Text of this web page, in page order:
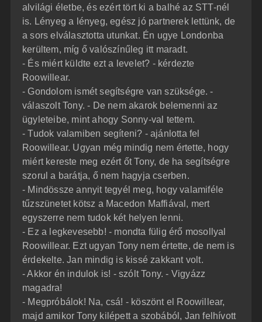
alvilági életbe, és ezért tört ki a balhé az STT-nél
is. Lényeg a lényeg, egész jó partnerek lettünk, de
a sors elválasztotta utunkat. Én ugye Londonba
kerültem, míg ő valószínűleg itt maradt.
- És miért küldte ezt a levelet? - kérdezte
Roowillear.
- Gondolom ismét segítségre van szüksége. -
válaszolt Tony. - De nem akarok belemenni az
ügyleteibe, mint ahogy Sonny-val tettem.
- Tudok valamiben segíteni? - ajánlotta fel
Roowillear. Ugyan még mindig nem értette, hogy
miért kereste meg ezért őt Tony, de ha segítségre
szorul a barátja, ő nem hagyja cserben.
- Mindössze annyit tegyél meg, hogy valamiféle
tűzszünetet kötsz a Macedon Maffiával, mert
egyszerre nem tudok két helyen lenni.
- Ez a legkevesebb! - mondta fülig érő mosollyal
Roowillear. Ezt ugyan Tony nem értette, de nem is
érdekelte. Jan mindig is kissé zakkant volt.
- Akkor én indulok is! - szólt Tony. - Vigyázz
magadra!
- Megpróbálok! Na, csá! - köszönt el Roowillear,
majd amikor Tony kilépett a szobából, Jan felhívott